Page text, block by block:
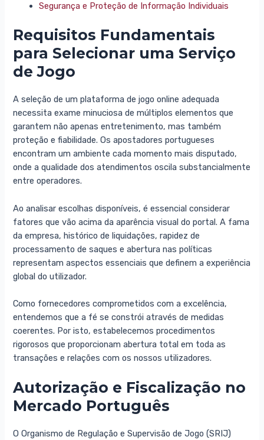
Segurança e Proteção de Informação Individuais
Requisitos Fundamentais
para Selecionar uma Serviço
de Jogo
A seleção de um plataforma de jogo online adequada
necessita exame minuciosa de múltiplos elementos que
garantem não apenas entretenimento, mas também
proteção e fiabilidade. Os apostadores portugueses
encontram um ambiente cada momento mais disputado,
onde a qualidade dos atendimentos oscila substancialmente
entre operadores.
Ao analisar escolhas disponíveis, é essencial considerar
fatores que vão acima da aparência visual do portal. A fama
da empresa, histórico de liquidações, rapidez de
processamento de saques e abertura nas políticas
representam aspectos essenciais que definem a experiência
global do utilizador.
Como fornecedores comprometidos com a excelência,
entendemos que a fé se constrói através de medidas
coerentes. Por isto, estabelecemos procedimentos
rigorosos que proporcionam abertura total em toda as
transações e relações com os nossos utilizadores.
Autorização e Fiscalização no
Mercado Português
O Organismo de Regulação e Supervisão de Jogo (SRIJ)